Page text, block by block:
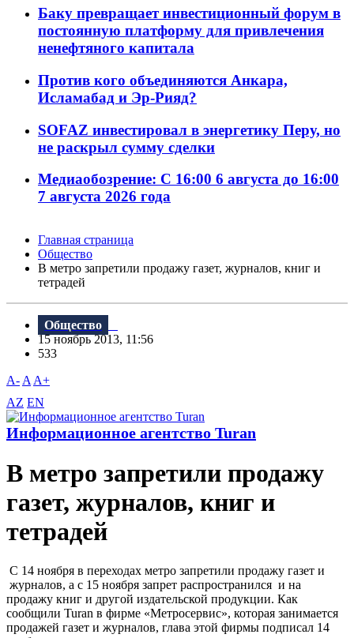
Баку превращает инвестиционный форум в
постоянную платформу для привлечения
ненефтяного капитала
Против кого объединяются Анкара,
Исламабад и Эр-Рияд?
SOFAZ инвестировал в энергетику Перу, но
не раскрыл сумму сделки
Медиаобозрение: С 16:00 6 августа до 16:00
7 августа 2026 года
Главная страница
Общество
В метро запретили продажу газет, журналов, книг и
тетрадей
Общество
15 ноябрь 2013, 11:56
533
A- A A+
AZ EN
Информационное агентство Turan
В метро запретили продажу
газет, журналов, книг и
тетрадей
С 14 ноября в переходах метро запретили продажу газет и
журналов, а с 15 ноября запрет распространился и на
продажу книг и другой издательской продукции. Как
сообщили Turan в фирме «Метросервис», которая занимается
продажей газет и журналов, глава этой фирмы подписал 14